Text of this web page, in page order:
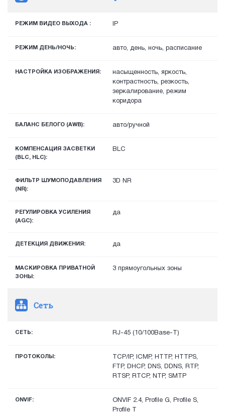
РЕЖИМ ВИДЕО ВЫХОДА : IP
РЕЖИМ ДЕНЬ/НОЧЬ: авто, день, ночь, расписание
НАСТРОЙКА ИЗОБРАЖЕНИЯ:
насыщенность, яркость,
контрастность, резкость,
зеркалирование, режим
коридора
БАЛАНС БЕЛОГО (AWB): авто/ручной
КОМПЕНСАЦИЯ ЗАСВЕТКИ
(BLC, HLC):
BLC
ФИЛЬТР ШУМОПОДАВЛЕНИЯ
(NR):
3D NR
РЕГУЛИРОВКА УСИЛЕНИЯ
(AGC):
да
ДЕТЕКЦИЯ ДВИЖЕНИЯ: да
МАСКИРОВКА ПРИВАТНОЙ
ЗОНЫ:
3 прямоугольных зоны
Сеть
СЕТЬ: RJ-45 (10/100Base-T)
ПРОТОКОЛЫ:
TCP/IP, ICMP, HTTP, HTTPS,
FTP, DHCP, DNS, DDNS, RTP,
RTSP, RTCP, NTP, SMTP
ONVIF:
ONVIF 2.4, Profile G, Profile S,
Profile T